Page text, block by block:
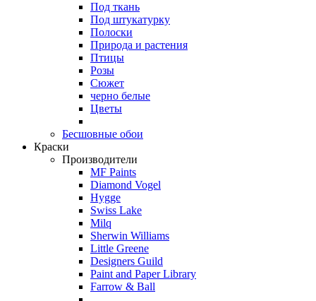
Под ткань
Под штукатурку
Полоски
Природа и растения
Птицы
Розы
Сюжет
черно белые
Цветы
Бесшовные обои
Краски
Производители
MF Paints
Diamond Vogel
Hygge
Swiss Lake
Milq
Sherwin Williams
Little Greene
Designers Guild
Paint and Paper Library
Farrow & Ball